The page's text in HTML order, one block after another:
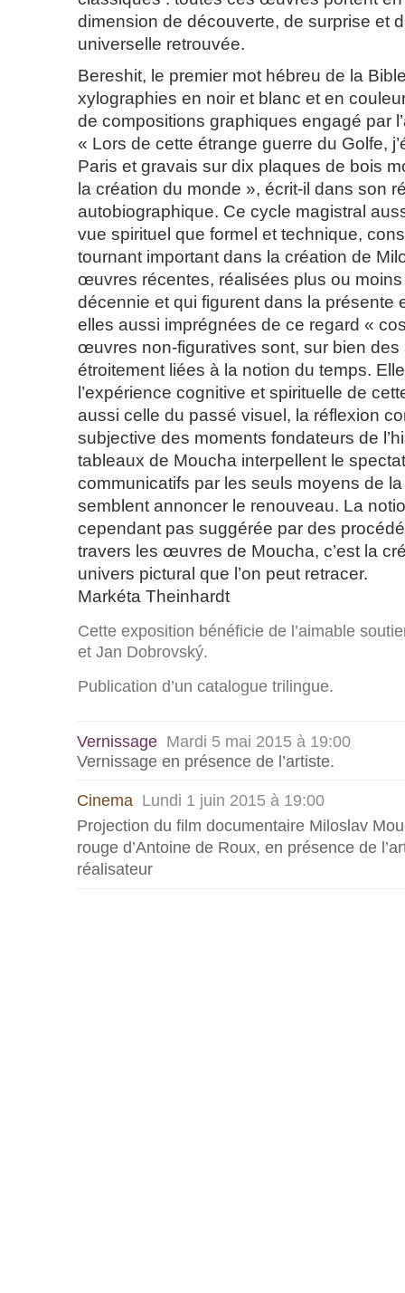
dimension de découverte, de surprise et
universelle retrouvée.
Bereshit, le premier mot hébreu de la
xylographies en noir et blanc et en
de compositions graphiques engagé par
« Lors de cette étrange guerre du Golfe,
Paris et gravais sur dix plaques de bois
la création du monde », écrit-il dans son
autobiographique. Ce cycle magistral
vue spirituel que formel et technique,
tournant important dans la création de
œuvres récentes, réalisées plus ou
décennie et qui figurent dans la présente
elles aussi imprégnées de ce regard «
œuvres non-figuratives sont, sur bien des
étroitement liées à la notion du temps.
l’expérience cognitive et spirituelle de
aussi celle du passé visuel, la réflexion
subjective des moments fondateurs de
tableaux de Moucha interpellent le
communicatifs par les seuls moyens de
semblent annoncer le renouveau. La
cependant pas suggérée par des
travers les œuvres de Moucha, c’est la
univers pictural que l’on peut retracer.
Markéta Theinhardt
Cette exposition bénéficie de l’aimable
et Jan Dobrovský.
Publication d’un catalogue trilingue.
Vernissage Mardi 5 mai 2015 à 19:00
Vernissage en présence de l’artiste.
Cinema Lundi 1 juin 2015 à 19:00
Projection du film documentaire Miloslav
rouge d’Antoine de Roux, en présence de
réalisateur